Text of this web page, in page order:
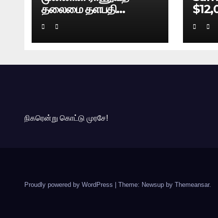
தலைமை தளபதி
நரவணேயின் புத்தகம்
கசிவு: டெல்லி போலிஸ்
வழக்குப் பதிவு!
நிகரென்று கொட்டு முரசே!
Proudly powered by WordPress Theme: Newsup by Themeansar.